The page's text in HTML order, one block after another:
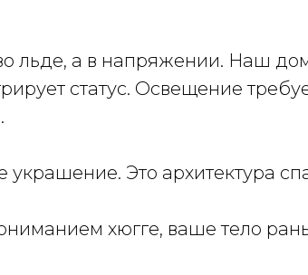
льде, а в напряжении. Наш
статус. Освещение
Это архитектура
хюгге, ваше тело